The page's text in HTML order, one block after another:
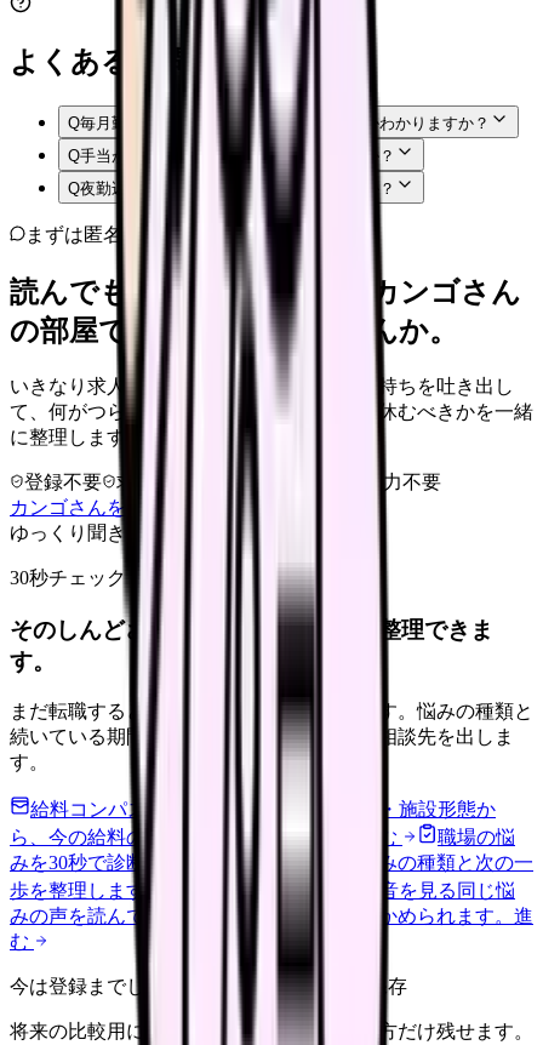
よくある質問
Q毎月勤労統計を見れば自分の給料が高いかわかりますか？
Q手当が増えれば賃上げと考えてよいですか？
Q夜勤込み年収が高ければ条件は良いですか？
まずは匿名で整理
読んでもまだ苦しいなら、カンゴさん
の部屋で少し話してみませんか。
いきなり求人相談には進みません。今の気持ちを吐き出し
て、何がつらいのか、辞めるべきか、少し休むべきかを一緒
に整理します。
登録不要 求人押し売りなし
病院名は入力不要
カンゴさんを知ってから相談する
ゆっくり聞きます
30秒チェック
そのしんどさ、転職すべきサインか整理できま
す。
まだ転職すると決めていなくても大丈夫です。悩みの種類と
続いている期間から、次に見るべき記事と相談先を出しま
す。
給料コンパスで比較する 地域・経験年数・施設形態か
ら、今の給料の現在地を確認できます。
進む
職場の悩
みを30秒で診断 辞めるべきか迷う前に、悩みの種類と次の一
歩を整理します。
匿名掲示板で本音を見る 同じ悩
みの声を読んで、今の職場だけの問題か確かめられます。 進
む
今は登録までしない人向け: 希望条件だけ保存
将来の比較用に、転職時期と気になる働き方だけ残せます。